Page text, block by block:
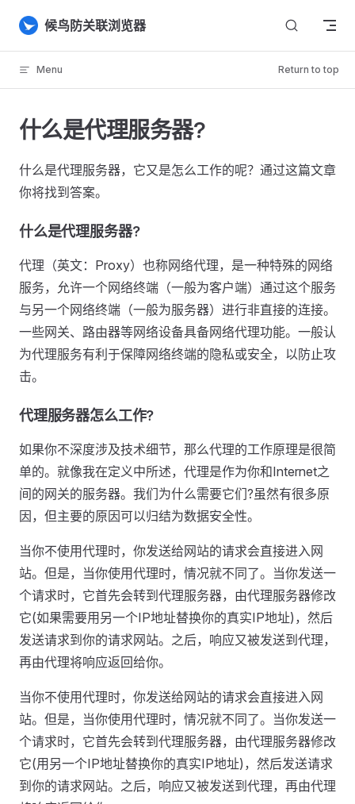
Skip to content
候鸟防关联浏览器
Menu Return to top
什么是代理服务器?
什么是代理服务器，它又是怎么工作的呢？通过这篇文章
你将找到答案。
什么是代理服务器?
代理（英文：Proxy）也称网络代理，是一种特殊的网络
服务，允许一个网络终端（一般为客户端）通过这个服务
与另一个网络终端（一般为服务器）进行非直接的连接。
一些网关、路由器等网络设备具备网络代理功能。一般认
为代理服务有利于保障网络终端的隐私或安全，以防止攻
击。
代理服务器怎么工作?
如果你不深度涉及技术细节，那么代理的工作原理是很简
单的。就像我在定义中所述，代理是作为你和Internet之
间的网关的服务器。我们为什么需要它们?虽然有很多原
因，但主要的原因可以归结为数据安全性。
当你不使用代理时，你发送给网站的请求会直接进入网
站。但是，当你使用代理时，情况就不同了。当你发送一
个请求时，它首先会转到代理服务器，由代理服务器修改
它(如果需要用另一个IP地址替换你的真实IP地址)，然后
发送请求到你的请求网站。之后，响应又被发送到代理，
再由代理将响应返回给你。
当你不使用代理时，你发送给网站的请求会直接进入网
站。但是，当你使用代理时，情况就不同了。当你发送一
个请求时，它首先会转到代理服务器，由代理服务器修改
它(用另一个IP地址替换你的真实IP地址)，然后发送请求
到你的请求网站。之后，响应又被发送到代理，再由代理